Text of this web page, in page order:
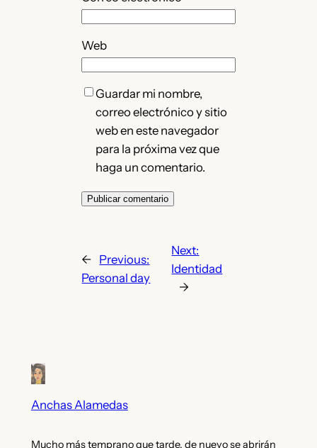
Web
Guardar mi nombre,
correo electrónico y sitio
web en este navegador
para la próxima vez que
haga un comentario.
← Previous:
Personal day
Next:
Identidad
→
Anchas Alamedas
Mucho más temprano que tarde, de nuevo se abrirán